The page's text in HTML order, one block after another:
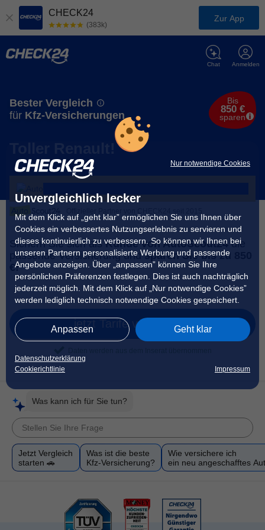
Nur notwendige Cookies
Unvergleichlich lecker
Mit dem Klick auf „geht klar” ermöglichen Sie uns Ihnen über
Cookies ein verbessertes Nutzungserlebnis zu servieren und
dieses kontinuierlich zu verbessern. So können wir Ihnen bei
unseren Partnern personalisierte Werbung und passende
Angebote anzeigen. Über „anpassen” können Sie Ihre
persönlichen Präferenzen festlegen. Dies ist auch nachträglich
jederzeit möglich. Mit dem Klick auf „Nur notwendige Cookies”
werden lediglich technisch notwendige Cookies gespeichert.
Anpassen Geht klar
Datenschutzerklärung
Cookierichtlinie
Impressum
CHECK24
(383k)
Zur App
Anmelden
Chat
Bester Vergleich
für Kfz-Versicherungen
Bis
850 €
sparen
Toller Renault!
Sichern Sie sich alsKunde von AutoScout24 die
passende Versicherung undsparen Sie bis zu 850
€!
jetzt Tarife vergleichen
Was kann ich für Sie tun?
Jetzt Vergleich
starten 🚗
Was ist die beste
Kfz-Versicherung?
Wie versichere ich
ein neu angeschafftes